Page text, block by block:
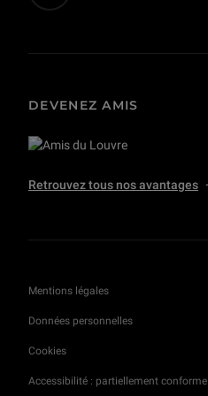
DEVENEZ AMIS
Retrouvez tous nos avantages
Mentions légales
Données personnelles
Cookies
Accessibilité : partiellement conforme